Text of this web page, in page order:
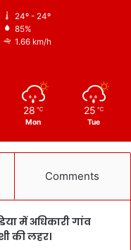
24º - 24º
85%
1.66 km/h
28 ℃
Mon
25 ℃
Tue
Comments
में अधिकारी गांव
की लहर।